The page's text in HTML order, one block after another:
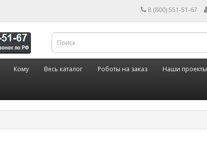
8 (800) 551-51-67
Кому Весь каталог Роботы на заказ Наши проекты